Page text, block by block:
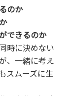
のか
できるのか
時に決めない
、一緒に考え
スムーズに生